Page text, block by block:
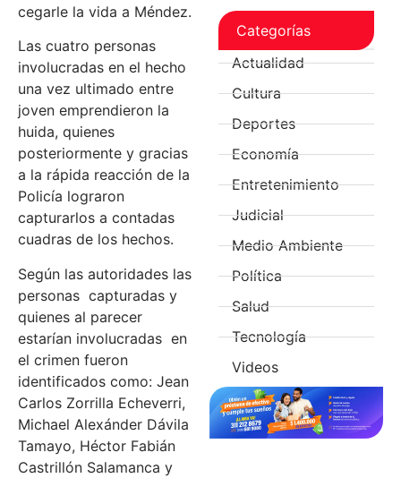
cegarle la vida a Méndez.
Las cuatro personas
involucradas en el hecho
una vez ultimado entre
joven emprendieron la
huida, quienes
posteriormente y gracias
a la rápida reacción de la
Policía lograron
capturarlos a contadas
cuadras de los hechos.
Según las autoridades las
personas capturadas y
quienes al parecer
estarían involucradas en
el crimen fueron
identificados como: Jean
Carlos Zorrilla Echeverri,
Michael Alexánder Dávila
Tamayo, Héctor Fabián
Castrillón Salamanca y
Categorías
Actualidad
Cultura
Deportes
Economía
Entretenimiento
Judicial
Medio Ambiente
Política
Salud
Tecnología
Videos